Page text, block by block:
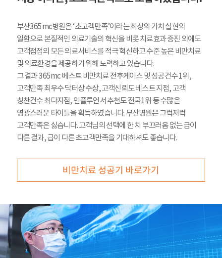
부산365mc병원은 ‘초고객만족’이라는 최상의 가치 실현의
일환으로 본질적인 의료기술의 혁신을 비롯 치료효과 증진 외에도
고객접점의 모든 의료서비스를 적극 혁신하고 수준 높은 비만치료
및 의료환경을 제공하기 위해 노력하고 있습니다.
그 결과 365mc 베스트 비만치료 전후케이스 및 성공건수 1위,
고객만족 최우수 닥터상 수상, 고객신뢰도 베스트 지점, 고객
칭찬건수 최다지점, 인플루언서 추천도 전국1위 등 수많은
영광스러운 타이틀을 획득하였습니다. 부산병원은 그럭저럭
고객만족은 싫습니다. 고객님의 선택에 한 치 부끄러움 없는 급이
다른 결과, 급이 다른 초고객만족을 기대하셔도 좋습니다.
비만치료 성공기 바로가기